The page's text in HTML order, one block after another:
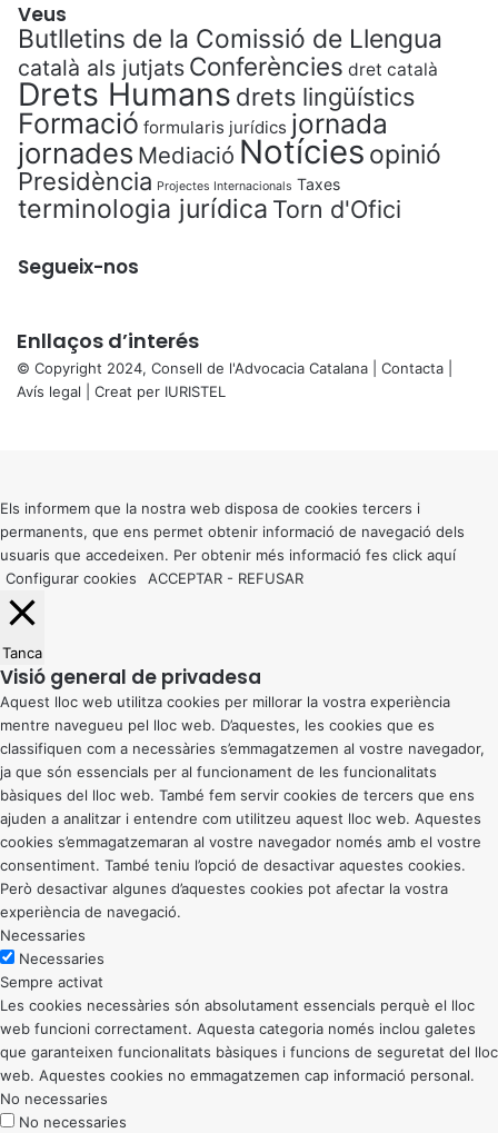
Veus
Butlletins de la Comissió de Llengua
català als jutjats Conferències dret català
Drets Humans drets lingüístics
Formació formularis jurídics jornada
jornades Mediació Notícies opinió
Presidència Projectes Internacionals Taxes
terminologia jurídica Torn d'Ofici
Segueix-nos
Enllaços d’interés
© Copyright 2024, Consell de l'Advocacia Catalana | Contacta
Avís legal | Creat per IURISTEL
button
Els informem que la nostra web disposa de cookies tercers i
permanents, que ens permet obtenir informació de navegació dels
usuaris que accedeixen. Per obtenir més informació fes click aquí
Configurar cookies
ACCEPTAR - REFUSAR
Tanca
Visió general de privadesa
Aquest lloc web utilitza cookies per millorar la vostra experiència
mentre navegueu pel lloc web. D’aquestes, les cookies que es
classifiquen com a necessàries s’emmagatzemen al vostre navegador,
ja que són essencials per al funcionament de les funcionalitats
bàsiques del lloc web. També fem servir cookies de tercers que ens
ajuden a analitzar i entendre com utilitzeu aquest lloc web. Aquestes
cookies s’emmagatzemaran al vostre navegador només amb el vostre
consentiment. També teniu l’opció de desactivar aquestes cookies.
Però desactivar algunes d’aquestes cookies pot afectar la vostra
experiència de navegació.
Necessaries
Necessaries
Sempre activat
Les cookies necessàries són absolutament essencials perquè el lloc
web funcioni correctament. Aquesta categoria només inclou galetes
que garanteixen funcionalitats bàsiques i funcions de seguretat del lloc
web. Aquestes cookies no emmagatzemen cap informació personal.
No necessaries
No necessaries